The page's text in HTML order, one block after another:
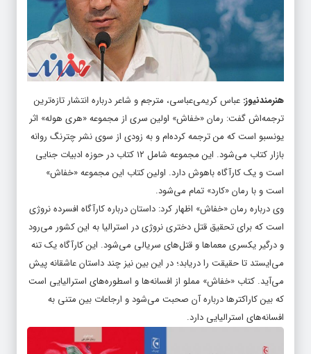
هنرمندنیوز: عباس کریمی‌عباسی، مترجم و شاعر درباره انتشار تازه‌ترین
ترجمه‌اش گفت: رمان «خفاش» اولین سری از مجموعه «هری هوله» اثر
یونسبو است که من ترجمه کرده‌ام و به زودی از سوی نشر چترنگ روانه
بازار کتاب می‌شود. این مجموعه شامل ۱۲ کتاب در حوزه ادبیات جنایی
است و یک کارآگاه باهوش دارد. اولین کتاب این مجموعه «خفاش»
است و با رمان «کارد»‌ تمام می‌شود.
وی درباره رمان «خفاش» اظهار کرد: داستان درباره کارآگاه افسرده نروژی
است که برای تحقیق قتل دختری نروژی در استرالیا به این کشور می‌رود
و درگیر یکسری معما‌ها و قتل‌های سریالی می‌شود. این کارآگاه یک تنه
می‌ایستد تا حقیقت را دریابد؛ در این بین نیز چند داستان‌ عاشقانه پیش
می‌آید. کتاب «خفاش» مملو از افسانه‌ها و اسطوره‌های استرالیایی است
که بین کاراکترها درباره آن صحبت می‌شود و ارجاعات بین متنی به
افسانه‌های استرالیایی دارد.